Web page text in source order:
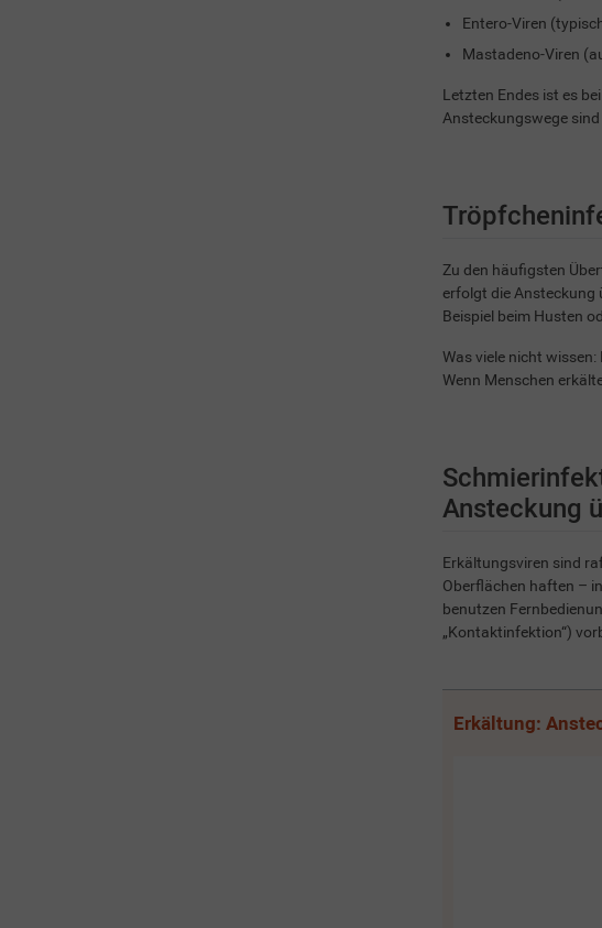
Entero-Viren
Mastadeno-Viren
Letzten Endes ist es
Ansteckungswege
Zu den häufigsten
erfolgt die Ansteckung
Beispiel beim Husten
Was viele nicht
Wenn Menschen
Ansteckung
Erkältungsviren sind
Oberflächen haften –
benutzen
„Kontaktinfektion“)
Erkältung: